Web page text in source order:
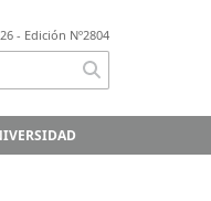
- Edición Nº2804